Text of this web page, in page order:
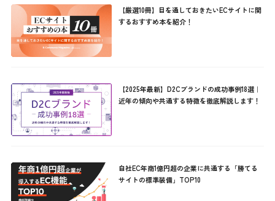
【厳選10冊】目を通しておきたいECサイトに関
するおすすめ本を紹介！
【2025年最新】D2Cブランドの成功事例18選｜
近年の傾向や共通する特徴を徹底解説します！
自社EC年商1億円超の企業に共通する「勝てる
サイトの標準装備」TOP10